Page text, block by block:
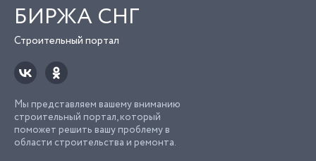
БИРЖА СНГ
Строительный портал
Мы представляем вашему вниманию
строительный портал, который
поможет решить вашу проблему в
области строительства и ремонта.